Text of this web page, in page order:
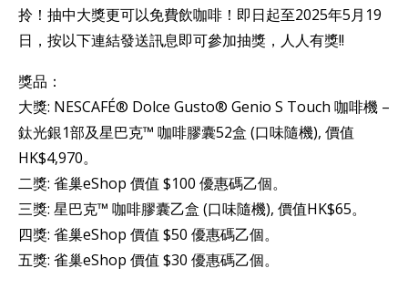
拎！抽中大獎更可以免費飲咖啡！即日起至2025年5月19
日，按以下連結發送訊息即可參加抽獎，人人有獎!!
獎品：
大獎: NESCAFÉ® Dolce Gusto® Genio S Touch 咖啡機 –
鈦光銀1部及星巴克™ 咖啡膠囊52盒 (口味隨機), 價值
HK$4,970。
二獎: 雀巢eShop 價值 $100 優惠碼乙個。
三獎: 星巴克™ 咖啡膠囊乙盒 (口味隨機), 價值HK$65。
四獎: 雀巢eShop 價值 $50 優惠碼乙個。
五獎: 雀巢eShop 價值 $30 優惠碼乙個。